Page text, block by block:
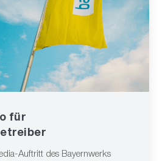
für
Auftritt des Bayernwerks